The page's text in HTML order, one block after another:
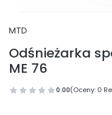
MTD
Odśnieżarka
ME 76
0.00(Oceny: 0